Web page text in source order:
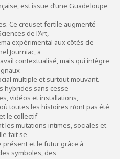
est issue d’une Guadeloupe
Ce creuset fertile augmenté
de l’Art,
expérimental aux côtés de
Journiac, a
contextualisé, mais qui intègre
multiple et surtout mouvant.
hybrides sans cesse
vidéos et installations,
toutes les histoires n’ont pas été
le collectif
les mutations intimes, sociales et
fait se
présent et le futur grâce à
symboles, des